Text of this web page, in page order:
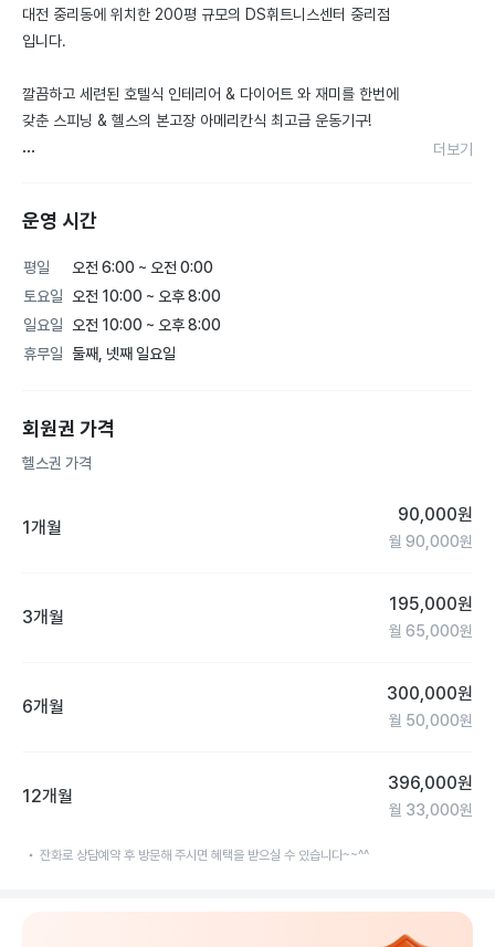
대전 중리동에 위치한 200평 규모의 DS휘트니스센터 중리점
입니다.
깔끔하고 세련된 호텔식 인테리어 & 다이어트 와 재미를 한번에
갖춘 스피닝 & 헬스의 본고장 아메리칸식 최고급 운동기구!
운동법을 모르시더라도 걱정은 No!!!!
실력있는 수도권 트레이너 출신의 점장님과 대전 최고의 남,여
트레이너 선생님들과 대전 최고의 G스피닝 전문 강사들이 포진
해 있어 언제나 즐겁게 내집같은 편안함으로
운동을 하실 수있는 프리미엄 헬스장 서비스를 만나보세요!!
더보기
운영 시간
평일
오전 6:00 ~ 오전 0:00
토요일
오전 10:00 ~ 오후 8:00
일요일
오전 10:00 ~ 오후 8:00
휴무일 둘째, 넷째 일요일
회원권 가격
헬스권 가격
1개월
90,000원
월 90,000원
3개월
195,000원
월 65,000원
6개월
300,000원
월 50,000원
12개월
396,000원
월 33,000원
잔화로 상담예약 후 방문해 주시면 혜택을 받으실 수 있습니다~~^^